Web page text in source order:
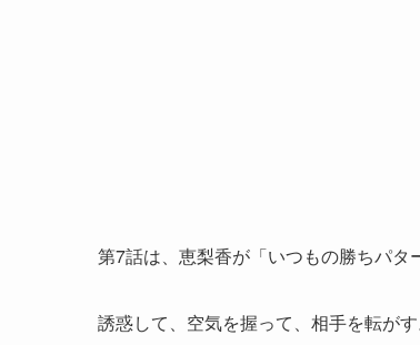
第7話は、恵梨香が「いつもの勝ちパタ
誘惑して、空気を握って、相手を転がす